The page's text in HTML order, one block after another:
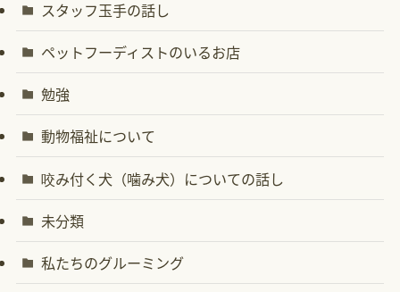
スタッフ玉手の話し
ペットフーディストのいるお店
勉強
動物福祉について
咬み付く犬（噛み犬）についての話し
未分類
私たちのグルーミング